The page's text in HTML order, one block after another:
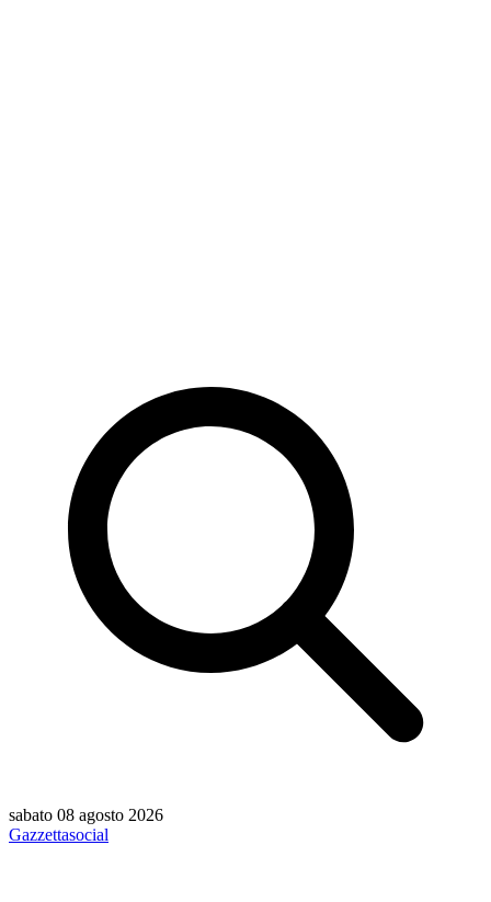
sabato 08 agosto 2026
Gazzettasocial